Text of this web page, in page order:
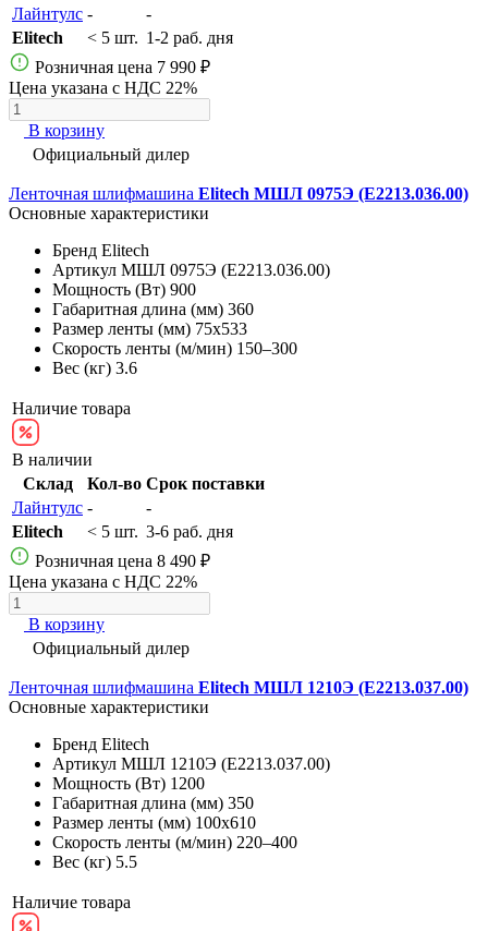
Лайнтулс -
-
Elitech
< 5 шт. 1-2 раб. дня
Розничная цена 7 990 ₽
Цена указана с НДС 22%
В корзину
Официальный дилер
Ленточная шлифмашина Elitech МШЛ 0975Э (E2213.036.00)
Основные характеристики
Бренд Elitech
Артикул МШЛ 0975Э (E2213.036.00)
Мощность (Вт) 900
Габаритная длина (мм) 360
Размер ленты (мм) 75х533
Скорость ленты (м/мин) 150–300
Вес (кг) 3.6
Наличие товара
В наличии
Склад
Кол-во Срок поставки
Лайнтулс -
-
Elitech
< 5 шт. 3-6 раб. дня
Розничная цена 8 490 ₽
Цена указана с НДС 22%
В корзину
Официальный дилер
Ленточная шлифмашина Elitech МШЛ 1210Э (E2213.037.00)
Основные характеристики
Бренд Elitech
Артикул МШЛ 1210Э (E2213.037.00)
Мощность (Вт) 1200
Габаритная длина (мм) 350
Размер ленты (мм) 100х610
Скорость ленты (м/мин) 220–400
Вес (кг) 5.5
Наличие товара